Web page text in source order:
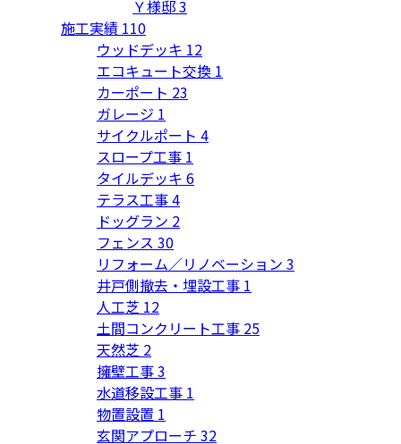
Ｙ様邸3
施工実績 110
ウッドデッキ 12
エコキュート交換 1
カーポート 23
ガレージ 1
サイクルポート 4
スロープ工事 1
タイルデッキ 6
テラス工事4
ドッグラン 2
フェンス 30
リフォーム／リノベーション 3
井戸側撤去・埋設工事 1
人工芝 12
土間コンクリート工事 25
天然芝 2
擁壁工事3
水道移設工事 1
物置設置 1
玄関アプローチ 32